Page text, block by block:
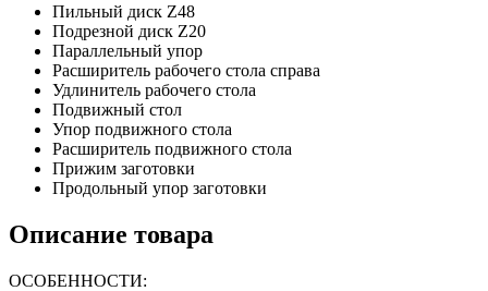
Пильный диск Z48
Подрезной диск Z20
Параллельный упор
Расширитель рабочего стола справа
Удлинитель рабочего стола
Подвижный стол
Упор подвижного стола
Расширитель подвижного стола
Прижим заготовки
Продольный упор заготовки
Описание товара
ОСОБЕННОСТИ: